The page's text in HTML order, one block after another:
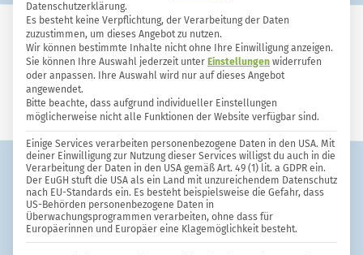
Datenschutzerklärung.
Es besteht keine Verpflichtung, der Verarbeitung der Daten
zuzustimmen, um dieses Angebot zu nutzen.
Wir können bestimmte Inhalte nicht ohne Ihre Einwilligung anzeigen.
Sie können Ihre Auswahl jederzeit unter Einstellungen widerrufen
oder anpassen. Ihre Auswahl wird nur auf dieses Angebot
angewendet.
Bitte beachte, dass aufgrund individueller Einstellungen
möglicherweise nicht alle Funktionen der Website verfügbar sind.
Einige Services verarbeiten personenbezogene Daten in den USA. Mit
deiner Einwilligung zur Nutzung dieser Services willigst du auch in die
Verarbeitung der Daten in den USA gemäß Art. 49 (1) lit. a GDPR ein.
Der EuGH stuft die USA als ein Land mit unzureichendem Datenschutz
nach EU-Standards ein. Es besteht beispielsweise die Gefahr, dass
US-Behörden personenbezogene Daten in
Überwachungsprogrammen verarbeiten, ohne dass für
Europäerinnen und Europäer eine Klagemöglichkeit besteht.